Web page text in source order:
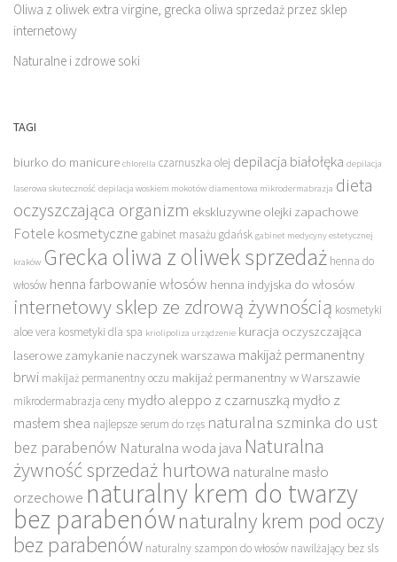
Oliwa z oliwek extra virgine, grecka oliwa sprzedaż przez sklep
internetowy
Naturalne i zdrowe soki
TAGI
biurko do manicure chlorella czarnuszka olej depilacja białołęka depilacja
laserowa skuteczność depilacja woskiem mokotów diamentowa mikrodermabrazja dieta
oczyszczająca organizm ekskluzywne olejki zapachowe
Fotele kosmetyczne gabinet masażu gdańsk gabinet medycyny estetycznej
kraków Grecka oliwa z oliwek sprzedaż henna do
włosów henna farbowanie włosów henna indyjska do włosów
internetowy sklep ze zdrową żywnością kosmetyki
aloe vera kosmetyki dla spa kriolipoliza urządzenie kuracja oczyszczająca
laserowe zamykanie naczynek warszawa makijaż permanentny
brwi makijaż permanentny oczu makijaż permanentny w Warszawie
mikrodermabrazja ceny mydło aleppo z czarnuszką mydło z
masłem shea najlepsze serum do rzęs naturalna szminka do ust
bez parabenów Naturalna woda java Naturalna
żywność sprzedaż hurtowa naturalne masło
orzechowe naturalny krem do twarzy
bez parabenównaturalny krem pod oczy
bez parabenów naturalny szampon do włosów nawilżający bez sls